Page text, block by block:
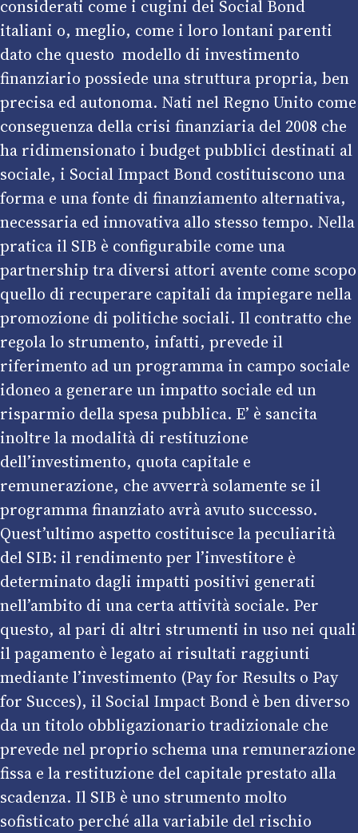
considerati come i cugini dei Social Bond
italiani o, meglio, come i loro lontani parenti
dato che questo modello di investimento
finanziario possiede una struttura propria, ben
precisa ed autonoma. Nati nel Regno Unito come
conseguenza della crisi finanziaria del 2008 che
ha ridimensionato i budget pubblici destinati al
sociale, i Social Impact Bond costituiscono una
forma e una fonte di finanziamento alternativa,
necessaria ed innovativa allo stesso tempo. Nella
pratica il SIB è configurabile come una
partnership tra diversi attori avente come scopo
quello di recuperare capitali da impiegare nella
promozione di politiche sociali. Il contratto che
regola lo strumento, infatti, prevede il
riferimento ad un programma in campo sociale
idoneo a generare un impatto sociale ed un
risparmio della spesa pubblica. E’ è sancita
inoltre la modalità di restituzione
dell’investimento, quota capitale e
remunerazione, che avverrà solamente se il
programma finanziato avrà avuto successo.
Quest’ultimo aspetto costituisce la peculiarità
del SIB: il rendimento per l’investitore è
determinato dagli impatti positivi generati
nell’ambito di una certa attività sociale. Per
questo, al pari di altri strumenti in uso nei quali
il pagamento è legato ai risultati raggiunti
mediante l’investimento (Pay for Results o Pay
for Succes), il Social Impact Bond è ben diverso
da un titolo obbligazionario tradizionale che
prevede nel proprio schema una remunerazione
fissa e la restituzione del capitale prestato alla
scadenza. Il SIB è uno strumento molto
sofisticato perché alla variabile del rischio